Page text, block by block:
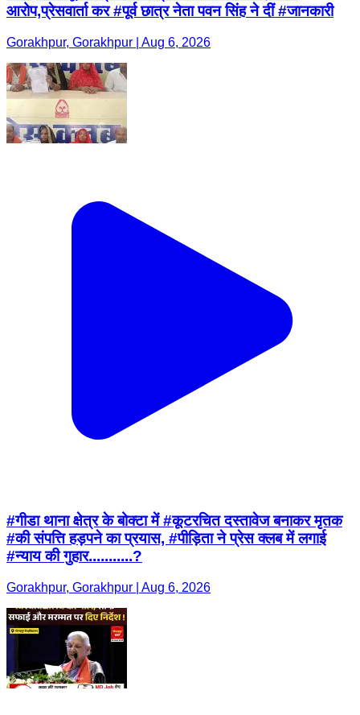
आरोप,प्रेसवार्ता कर #पूर्व छात्र नेता पवन सिंह ने दीं #जानकारी
Gorakhpur, Gorakhpur | Aug 6, 2026
#गीडा थाना क्षेत्र के बोक्टा में #कूटरचित दस्तावेज बनाकर मृतक
#की संपत्ति हड़पने का प्रयास, #पीड़िता ने प्रेस क्लब में लगाई
#न्याय की गुहार...........?
Gorakhpur, Gorakhpur | Aug 6, 2026